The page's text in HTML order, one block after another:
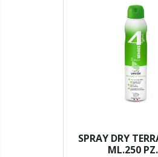
SPRAY DRY
ML.250